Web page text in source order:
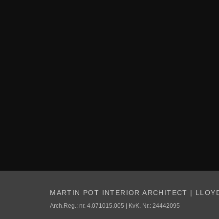
MARTIN POT INTERIOR ARCHITECT |
Arch.Reg.: nr. 4.071015.005 | KvK. Nr.: 24442095